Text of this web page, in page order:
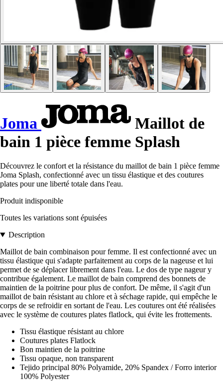
Joma
Maillot de
bain 1 pièce femme Splash
Découvrez le confort et la résistance du maillot de bain 1 pièce femme
Joma Splash, confectionné avec un tissu élastique et des coutures
plates pour une liberté totale dans l'eau.
Produit indisponible
Toutes les variations sont épuisées
Description
Maillot de bain combinaison pour femme. Il est confectionné avec un
tissu élastique qui s'adapte parfaitement au corps de la nageuse et lui
permet de se déplacer librement dans l'eau. Le dos de type nageur y
contribue également. Le maillot de bain comprend des bonnets de
maintien de la poitrine pour plus de confort. De même, il s'agit d'un
maillot de bain résistant au chlore et à séchage rapide, qui empêche le
corps de se refroidir en sortant de l'eau. Les coutures ont été réalisées
avec le système de coutures plates flatlock, qui évite les frottements.
Tissu élastique résistant au chlore
Coutures plates Flatlock
Bon maintien de la poitrine
Tissu opaque, non transparent
Tejido principal 80% Polyamide, 20% Spandex / Forro interior
100% Polyester